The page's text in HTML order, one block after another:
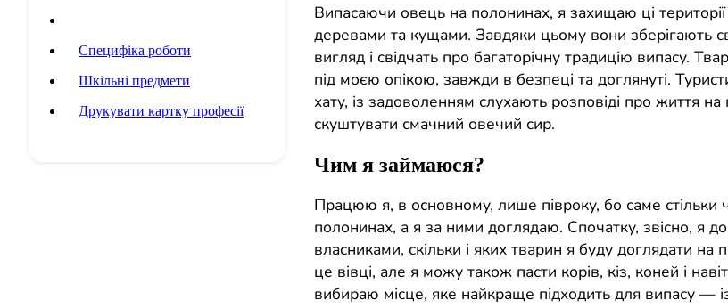
Специфіка роботи
Шкільні предмети
Друкувати картку професії
Випасаючи овець на полонинах, я захищаю ці території
деревами та кущами. Завдяки цьому вони зберігають
вигляд і свідчать про багаторічну традицію випасу.
під моєю опікою, завжди в безпеці та доглянуті.
хату, із задоволенням слухають розповіді про життя
скуштувати смачний овечий сир.
Чим я займаюся?
Працюю я, в основному, лише півроку, бо саме стільки
полонинах, а я за ними доглядаю. Спочатку, звісно, я
власниками, скільки і яких тварин я буду доглядати на
це вівці, але я можу також пасти корів, кіз, коней і
вибираю місце, яке найкраще підходить для випасу —